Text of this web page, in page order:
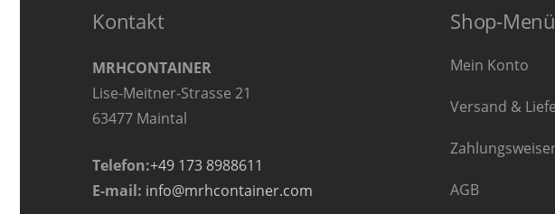
Kontakt
MRHCONTAINER
Lise-Meitner-Strasse 21
63477 Maintal
Telefon:+49 173 8988611
E-mail: info@mrhcontainer.com
Shop-Menü
Mein Konto
Versand &
AGB